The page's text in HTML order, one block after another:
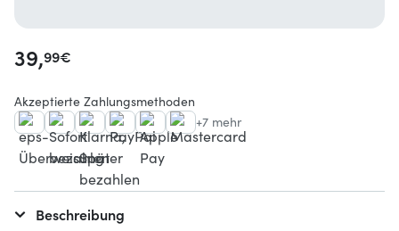
39,99€
Akzeptierte Zahlungsmethoden
+7 mehr
Beschreibung